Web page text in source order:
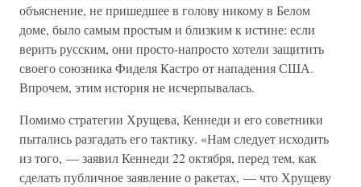
объяснение, не пришедшее в голову никому в Белом
доме, было самым простым и близким к истине: если
верить русским, они просто-напросто хотели защитить
своего союзника Фиделя Кастро от нападения США.
Впрочем, этим история не исчерпывалась.
Помимо стратегии Хрущева, Кеннеди и его советники
пытались разгадать его тактику. «Нам следует исходить
из того, — заявил Кеннеди 22 октября, перед тем, как
сделать публичное заявление о ракетах, — что Хрущеву